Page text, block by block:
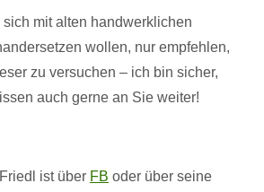
sich mit alten handwerklichen
wollen, nur empfehlen,
zu versuchen – ich bin sicher,
auch gerne an Sie weiter!
ist über FB oder über seine